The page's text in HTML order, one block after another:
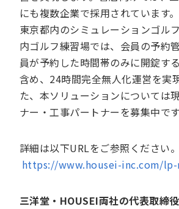
にも複数企業で採用されています。
東京都内のシミュレーションゴル
内ゴルフ練習場では、会員の予約
員が予約した時間帯のみに開錠す
含め、24時間完全無人化運営を実
た、本ソリューションについては
ナー・工事パートナーを募集中です
詳細は以下URLをご参照ください。
https://www.housei-inc.com/
三洋堂・HOUSEI両社の代表取締